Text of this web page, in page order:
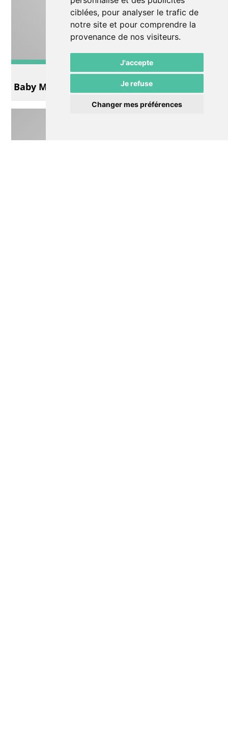
ciblées, pour analyser le trafic de
notre site et pour comprendre la
provenance de nos visiteurs.
J'accepte
Je refuse
Changer mes préférences
Autre
Baby Macbeth